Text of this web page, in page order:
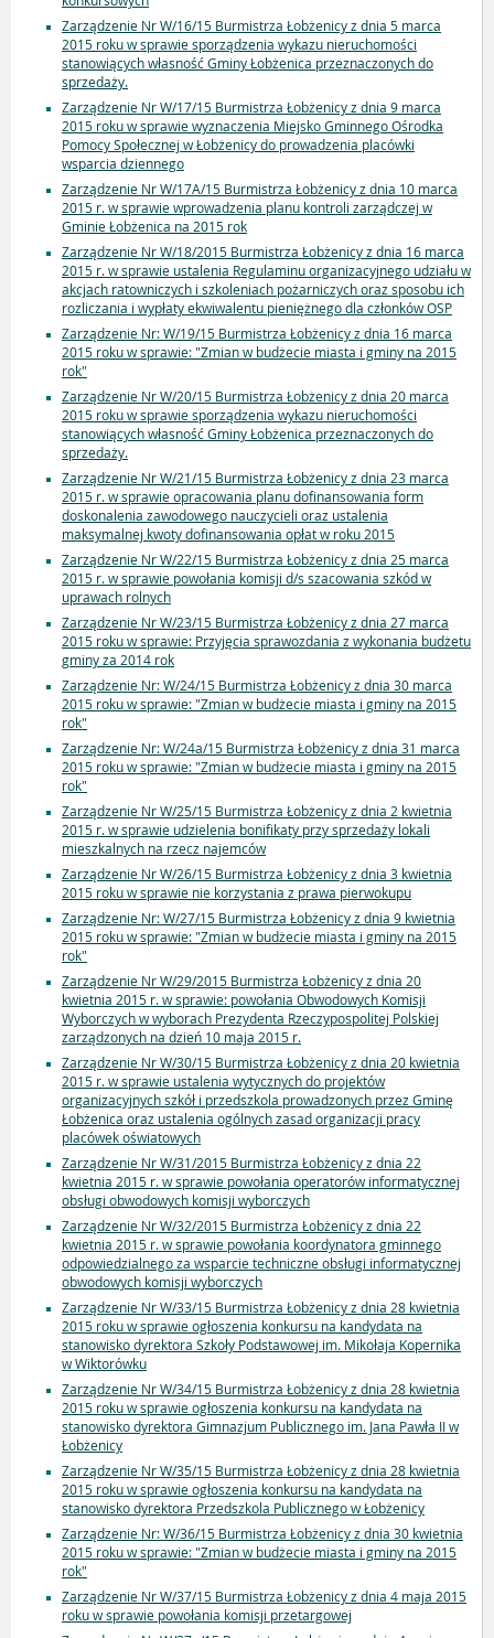
Zarządzenie Nr W/16/15 Burmistrza Łobżenicy z dnia 5 marca
2015 roku w sprawie sporządzenia wykazu nieruchomości
stanowiących własność Gminy Łobżenica przeznaczonych do
sprzedaży.
Zarządzenie Nr W/17/15 Burmistrza Łobżenicy z dnia 9 marca
2015 roku w sprawie wyznaczenia Miejsko Gminnego Ośrodka
Pomocy Społecznej w Łobżenicy do prowadzenia placówki
wsparcia dziennego
Zarządzenie Nr W/17A/15 Burmistrza Łobżenicy z dnia 10 marca
2015 r. w sprawie wprowadzenia planu kontroli zarządczej w
Gminie Łobżenica na 2015 rok
Zarządzenie Nr W/18/2015 Burmistrza Łobżenicy z dnia 16 marca
2015 r. w sprawie ustalenia Regulaminu organizacyjnego udziału w
akcjach ratowniczych i szkoleniach pożarniczych oraz sposobu ich
rozliczania i wypłaty ekwiwalentu pieniężnego dla członków OSP
Zarządzenie Nr: W/19/15 Burmistrza Łobżenicy z dnia 16 marca
2015 roku w sprawie: "Zmian w budżecie miasta i gminy na 2015
rok"
Zarządzenie Nr W/20/15 Burmistrza Łobżenicy z dnia 20 marca
2015 roku w sprawie sporządzenia wykazu nieruchomości
stanowiących własność Gminy Łobżenica przeznaczonych do
sprzedaży.
Zarządzenie Nr W/21/15 Burmistrza Łobżenicy z dnia 23 marca
2015 r. w sprawie opracowania planu dofinansowania form
doskonalenia zawodowego nauczycieli oraz ustalenia
maksymalnej kwoty dofinansowania opłat w roku 2015
Zarządzenie Nr W/22/15 Burmistrza Łobżenicy z dnia 25 marca
2015 r. w sprawie powołania komisji d/s szacowania szkód w
uprawach rolnych
Zarządzenie Nr W/23/15 Burmistrza Łobżenicy z dnia 27 marca
2015 roku w sprawie: Przyjęcia sprawozdania z wykonania budżetu
gminy za 2014 rok
Zarządzenie Nr: W/24/15 Burmistrza Łobżenicy z dnia 30 marca
2015 roku w sprawie: "Zmian w budżecie miasta i gminy na 2015
rok"
Zarządzenie Nr: W/24a/15 Burmistrza Łobżenicy z dnia 31 marca
2015 roku w sprawie: "Zmian w budżecie miasta i gminy na 2015
rok"
Zarządzenie Nr W/25/15 Burmistrza Łobżenicy z dnia 2 kwietnia
2015 r. w sprawie udzielenia bonifikaty przy sprzedaży lokali
mieszkalnych na rzecz najemców
Zarządzenie Nr W/26/15 Burmistrza Łobżenicy z dnia 3 kwietnia
2015 roku w sprawie nie korzystania z prawa pierwokupu
Zarządzenie Nr: W/27/15 Burmistrza Łobżenicy z dnia 9 kwietnia
2015 roku w sprawie: "Zmian w budżecie miasta i gminy na 2015
rok"
Zarządzenie Nr W/29/2015 Burmistrza Łobżenicy z dnia 20
kwietnia 2015 r. w sprawie: powołania Obwodowych Komisji
Wyborczych w wyborach Prezydenta Rzeczypospolitej Polskiej
zarządzonych na dzień 10 maja 2015 r.
Zarządzenie Nr W/30/15 Burmistrza Łobżenicy z dnia 20 kwietnia
2015 r. w sprawie ustalenia wytycznych do projektów
organizacyjnych szkół i przedszkola prowadzonych przez Gminę
Łobżenica oraz ustalenia ogólnych zasad organizacji pracy
placówek oświatowych
Zarządzenie Nr W/31/2015 Burmistrza Łobżenicy z dnia 22
kwietnia 2015 r. w sprawie powołania operatorów informatycznej
obsługi obwodowych komisji wyborczych
Zarządzenie Nr W/32/2015 Burmistrza Łobżenicy z dnia 22
kwietnia 2015 r. w sprawie powołania koordynatora gminnego
odpowiedzialnego za wsparcie techniczne obsługi informatycznej
obwodowych komisji wyborczych
Zarządzenie Nr W/33/15 Burmistrza Łobżenicy z dnia 28 kwietnia
2015 roku w sprawie ogłoszenia konkursu na kandydata na
stanowisko dyrektora Szkoły Podstawowej im. Mikołaja Kopernika
w Wiktorówku
Zarządzenie Nr W/34/15 Burmistrza Łobżenicy z dnia 28 kwietnia
2015 roku w sprawie ogłoszenia konkursu na kandydata na
stanowisko dyrektora Gimnazjum Publicznego im. Jana Pawła II w
Łobżenicy
Zarządzenie Nr W/35/15 Burmistrza Łobżenicy z dnia 28 kwietnia
2015 roku w sprawie ogłoszenia konkursu na kandydata na
stanowisko dyrektora Przedszkola Publicznego w Łobżenicy
Zarządzenie Nr: W/36/15 Burmistrza Łobżenicy z dnia 30 kwietnia
2015 roku w sprawie: "Zmian w budżecie miasta i gminy na 2015
rok"
Zarządzenie Nr W/37/15 Burmistrza Łobżenicy z dnia 4 maja 2015
roku w sprawie powołania komisji przetargowej